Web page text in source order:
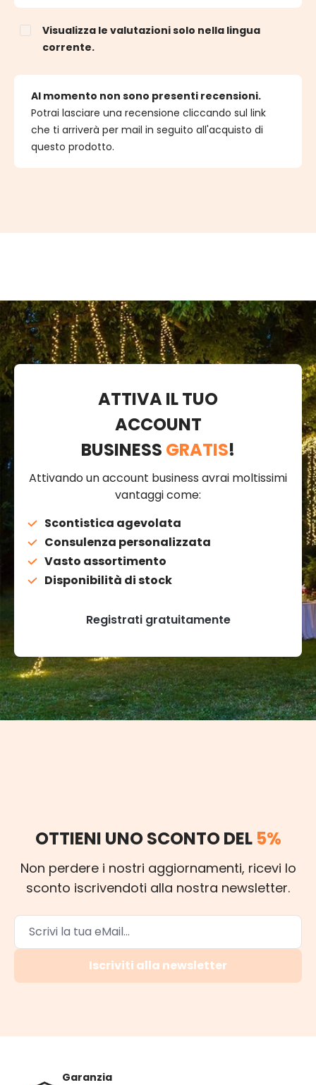
Visualizza le valutazioni solo nella lingua
corrente.
Al momento non sono presenti recensioni.
Potrai lasciare una recensione cliccando sul link
che ti arriverà per mail in seguito all'acquisto di
questo prodotto.
ATTIVA IL TUO
ACCOUNT
BUSINESS GRATIS!
Attivando un account business avrai moltissimi
vantaggi come:
Scontistica agevolata
Consulenza personalizzata
Vasto assortimento
Disponibilità di stock
Registrati gratuitamente
OTTIENI UNO SCONTO DEL 5%
Non perdere i nostri aggiornamenti, ricevi lo
sconto iscrivendoti alla nostra newsletter.
Iscriviti alla newsletter
Garanzia